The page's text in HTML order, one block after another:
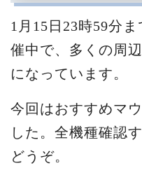
1月15日23時59分
催中で、多くの周
になっています。
今回はおすすめマ
した。全機種確認
どうぞ。